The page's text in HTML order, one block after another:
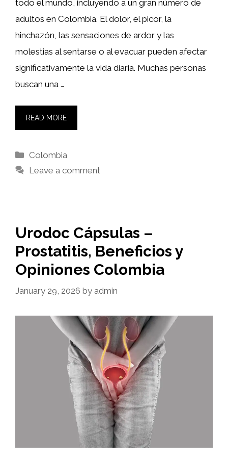
todo el mundo, incluyendo a un gran número de
adultos en Colombia. El dolor, el picor, la
hinchazón, las sensaciones de ardor y las
molestias al sentarse o al evacuar pueden afectar
significativamente la vida diaria. Muchas personas
buscan una …
READ MORE
Categories
Colombia
Leave a comment
Urodoc Cápsulas –
Prostatitis, Beneficios y
Opiniones Colombia
January 29, 2026 by admin